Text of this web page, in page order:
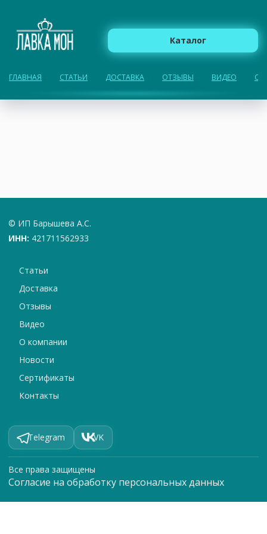
Каталог
ГЛАВНАЯ СТАТЬИ ДОСТАВКА ОТЗЫВЫ ВИДЕО О
© ИП Барышева А.С.
ИНН: 421711562933
Статьи
Доставка
Отзывы
Видео
О компании
Новости
Сертификаты
Контакты
Telegram VK
Все права защищены
Согласие на обработку персональных данных